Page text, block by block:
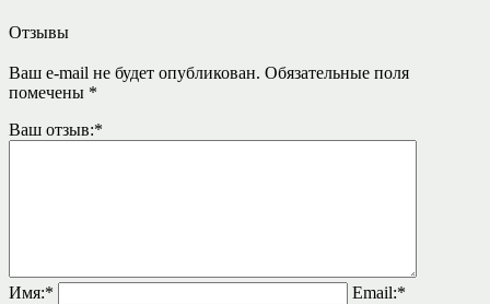
Отзывы
Ваш e-mail не будет опубликован. Обязательные поля
помечены *
Ваш отзыв:*
Имя:* Email:*